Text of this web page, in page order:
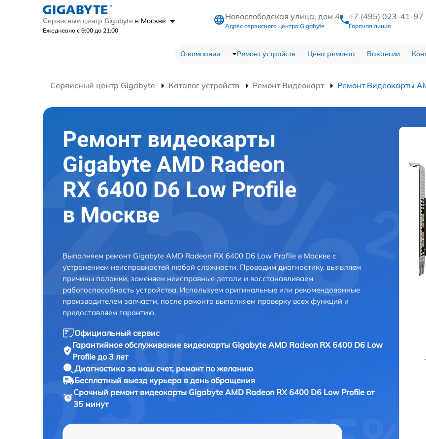
Сервисный центр Gigabyte в Москве
Ежедневно с 9:00 до 21:00
Новослободская улица, дом 4
Адрес сервисного центра Gigabyte
+7 (495) 023-41-97
Горячая линия
О компании Ремонт устройств Цена ремонта Вакансии
Сервисный центр Gigabyte Каталог устройств Ремонт Видеокарт Ремонт Видеокарты
Ремонт видеокарты
Gigabyte AMD Radeon
RX 6400 D6 Low Profile
в Москве
Выполняем ремонт Gigabyte AMD Radeon RX 6400 D6 Low Profile в Москве с
устранением неисправностей любой сложности. Проводим диагностику, выявляем
причины поломки, заменяем неисправные детали и восстанавливаем
работоспособность устройства. Используем оригинальные или рекомендованные
производителем запчасти, после ремонта выполняем проверку всех функций и
предоставляем гарантию.
Официальный сервис
Гарантийное обслуживание видеокарты Gigabyte AMD Radeon RX 6400 D6 Low
Profile до 3 лет
Диагностика за наш счет, ремонт по желанию
Бесплатный выезд курьера в день обращения
Срочный ремонт видеокарты Gigabyte AMD Radeon RX 6400 D6 Low Profile от
35 минут